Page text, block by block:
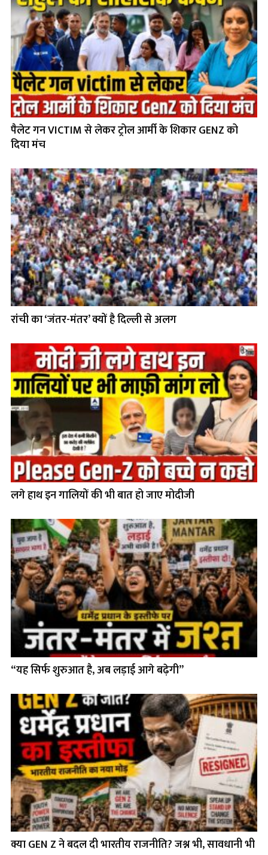
पैलेट गन VICTIM से लेकर ट्रोल आर्मी के शिकार GENZ को
दिया मंच
रांची का ‘जंतर-मंतर’ क्यों है दिल्ली से अलग
लगे हाथ इन गालियों की भी बात हो जाए मोदीजी
“यह सिर्फ शुरुआत है, अब लड़ाई आगे बढ़ेगी”
क्या GEN Z ने बदल दी भारतीय राजनीति? जश्न भी, सावधानी भी